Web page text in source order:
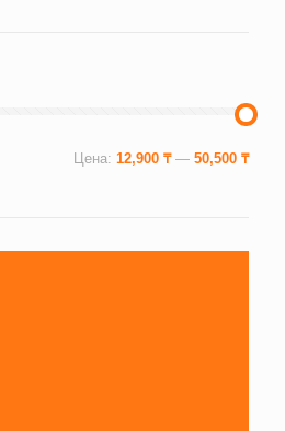
Цена: 12,900 ₸— 50,500 ₸